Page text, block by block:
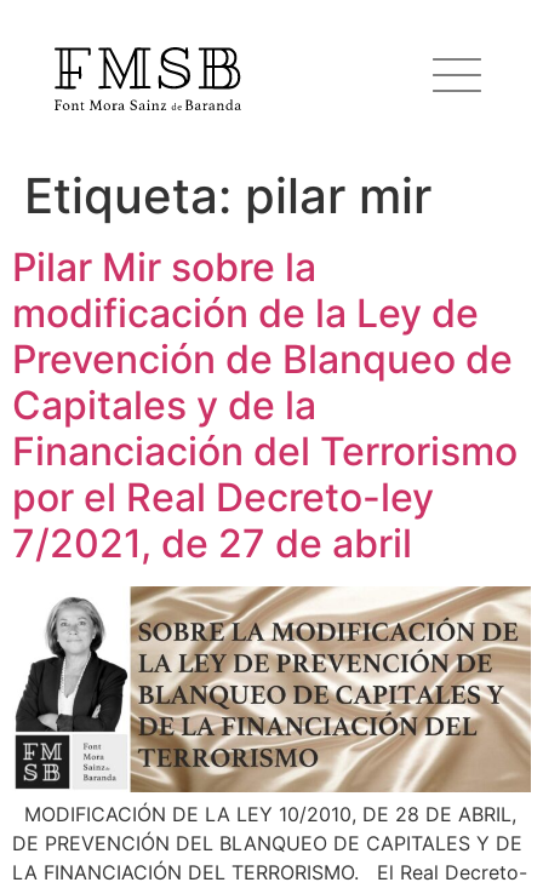
Inicio
Font Mora Sainz de Baranda
Equipo
Servicios
Noticias
¿En qué podemos ayudarte?
Etiqueta: pilar mir
Pilar Mir sobre la
modificación de la Ley de
Prevención de Blanqueo de
Capitales y de la
Financiación del Terrorismo
por el Real Decreto-ley
7/2021, de 27 de abril
MODIFICACIÓN DE LA LEY 10/2010, DE 28 DE ABRIL,
DE PREVENCIÓN DEL BLANQUEO DE CAPITALES Y DE
LA FINANCIACIÓN DEL TERRORISMO. El Real Decreto-